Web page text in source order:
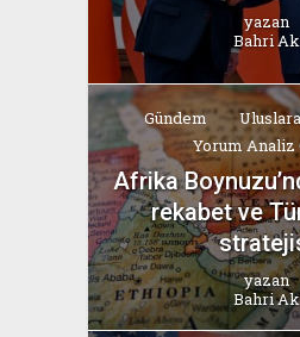
yazan
Bahri Ak
Gündem
Yorum Analiz
Afrika
rekabet ve
yazan
Bahri Ak